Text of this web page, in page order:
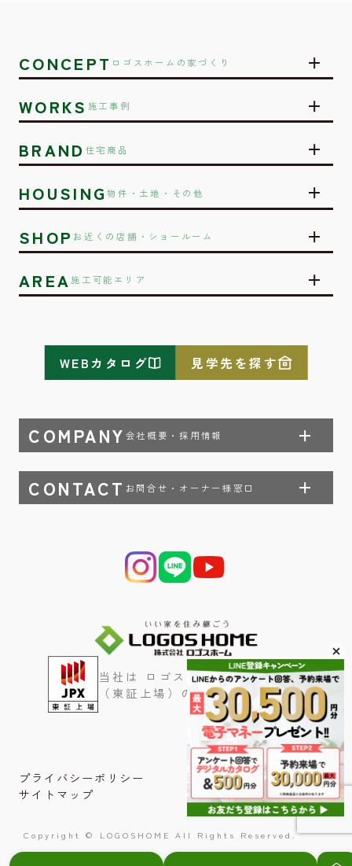
CONCEPT ロゴスホームの家づくり
WORKS 施工事例
BRAND 住宅商品
HOUSING物件・土地・その他
SHOP お近くの店舗・ショールーム
AREA施工可能エリア
COMPANY 会社概要・採用情報
CONTACT お問合せ・オーナー様窓口
WEBカタログ 見学先を探す
当社は ロゴスホールディングス
（東証上場）のグループ会社です
プライバシーポリシー
サイトマップ
Copyright © LOGOSHOME All Rights Reserved.